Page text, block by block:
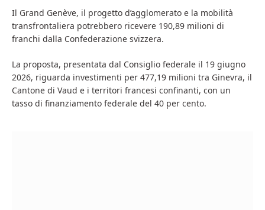
Il Grand Genève, il progetto d’agglomerato e la mobilità
transfrontaliera potrebbero ricevere 190,89 milioni di
franchi dalla Confederazione svizzera.
La proposta, presentata dal Consiglio federale il 19 giugno
2026, riguarda investimenti per 477,19 milioni tra Ginevra, il
Cantone di Vaud e i territori francesi confinanti, con un
tasso di finanziamento federale del 40 per cento.